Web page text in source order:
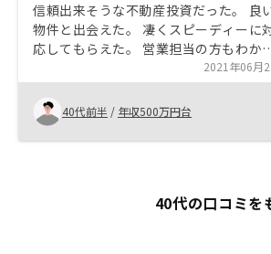
信頼出来そうな不動産投資だった。 良
物件と出会えた。 凄くスピーディーに
応してもらえた。 営業担当の方もわか
やすく、丁寧に対応してくれた。イン
ネット上だけでなく、テレビのCMは、
れてるのでしょうか？
2021年06月
40代前半 / 年収500万円台
40代の口コミを